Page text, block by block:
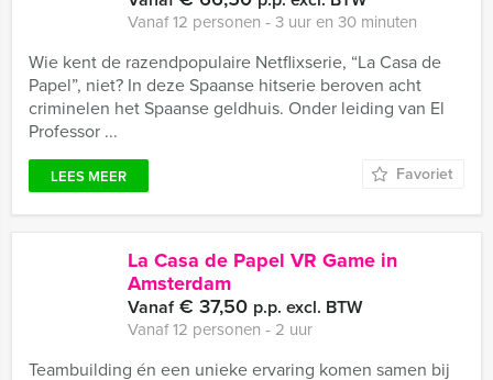
Vanaf 12 personen ‐ 3 uur en 30 minuten
Wie kent de razendpopulaire Netflixserie, “La Casa de
Papel”, niet? In deze Spaanse hitserie beroven acht
criminelen het Spaanse geldhuis. Onder leiding van El
Professor ...
LEES MEER Favoriet
La Casa de Papel VR Game in
Amsterdam
Vanaf€ 37,50 p.p. excl. BTW
Vanaf 12 personen ‐ 2 uur
Teambuilding én een unieke ervaring komen samen bij